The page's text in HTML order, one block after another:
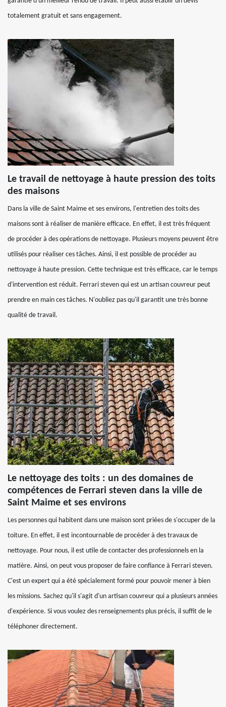
totalement gratuit et sans engagement.
Le travail de nettoyage à haute pression des toits
des maisons
Dans la ville de Saint Maime et ses environs, l'entretien des toits des
maisons sont à réaliser de manière efficace. En effet, il est très fréquent
de procéder à des opérations de nettoyage. Plusieurs moyens peuvent être
utilisés pour réaliser ces tâches. Ainsi, il est possible de procéder au
nettoyage à haute pression. Cette technique est très efficace, car le temps
d'intervention est réduit. Ferrari steven qui est un artisan couvreur peut
prendre en main ces tâches. N'oubliez pas qu'il garantit une très bonne
qualité de travail.
Le nettoyage des toits : un des domaines de
compétences de Ferrari steven dans la ville de
Saint Maime et ses environs
Les personnes qui habitent dans une maison sont priées de s'occuper de la
toiture. En effet, il est incontournable de procéder à des travaux de
nettoyage. Pour nous, il est utile de contacter des professionnels en la
matière. Ainsi, on peut vous proposer de faire confiance à Ferrari steven.
C'est un expert qui a été spécialement formé pour pouvoir mener à bien
les missions. Sachez qu'il s'agit d'un artisan couvreur qui a plusieurs années
d'expérience. Si vous voulez des renseignements plus précis, il suffit de le
téléphoner directement.